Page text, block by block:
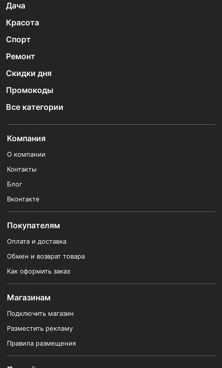
Дача
Красота
Спорт
Ремонт
Скидки дня
Промокоды
Все категории
Компания
О компании
Контакты
Блог
Вконтакте
Покупателям
Оплата и доставка
Обмен и возврат товара
Как оформить заказ
Магазинам
Подключить магазин
Разместить рекламу
Правила размещения